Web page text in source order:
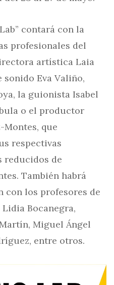
contará con la
profesionales del
artística Laia
Eva Valiño,
la guionista Isabel
o el productor
Montes, que
respectivas
reducidos de
También habrá
con los profesores de
Bocanegra,
Miguel Ángel
entre otros.